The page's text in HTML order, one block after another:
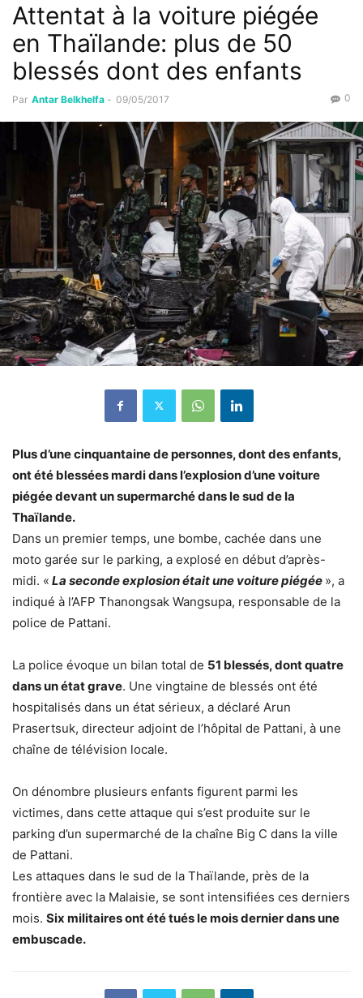
Attentat à la voiture piégée
en Thaïlande: plus de 50
blessés dont des enfants
Par Antar Belkhelfa - 09/05/2017 0
Plus d’une cinquantaine de personnes, dont des enfants,
ont été blessées mardi dans l’explosion d’une voiture
piégée devant un supermarché dans le sud de la
Thaïlande.
Dans un premier temps, une bombe, cachée dans une
moto garée sur le parking, a explosé en début d’après-
midi. « La seconde explosion était une voiture piégée », a
indiqué à l’AFP Thanongsak Wangsupa, responsable de la
police de Pattani.
La police évoque un bilan total de 51 blessés, dont quatre
dans un état grave. Une vingtaine de blessés ont été
hospitalisés dans un état sérieux, a déclaré Arun
Prasertsuk, directeur adjoint de l’hôpital de Pattani, à une
chaîne de télévision locale.
On dénombre plusieurs enfants figurent parmi les
victimes, dans cette attaque qui s’est produite sur le
parking d’un supermarché de la chaîne Big C dans la ville
de Pattani.
Les attaques dans le sud de la Thaïlande, près de la
frontière avec la Malaisie, se sont intensifiées ces derniers
mois. Six militaires ont été tués le mois dernier dans une
embuscade.